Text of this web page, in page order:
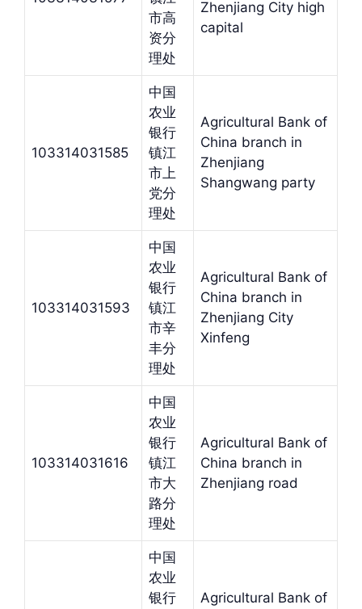
市高
资分
理处
Zhenjiang City high
capital
103314031585
中国
农业
银行
镇江
市上
党分
理处
Agricultural Bank of
China branch in
Zhenjiang
Shangwang party
103314031593
中国
农业
银行
镇江
市辛
丰分
理处
Agricultural Bank of
China branch in
Zhenjiang City
Xinfeng
103314031616
中国
农业
银行
镇江
市大
路分
理处
Agricultural Bank of
China branch in
Zhenjiang road
中国
农业
银行
Agricultural Bank of